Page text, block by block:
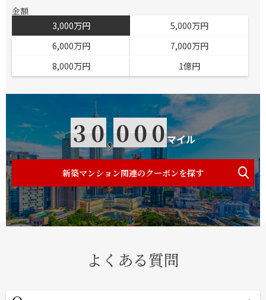
金額
3,000万円
5,000万円
6,000万円
7,000万円
8,000万円
1億円
30,000マイル
新築マンション関連のクーポンを探す
よくある質問